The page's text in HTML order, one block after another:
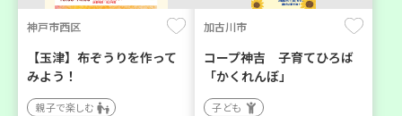
神戸市西区
【玉津】布ぞうりを作って
みよう！
親子で楽しむ
加古川市
コープ神吉 子育てひろば
「かくれんぼ」
子ども